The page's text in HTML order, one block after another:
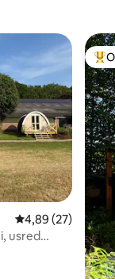
Prosječna
4,89 (27)
usred